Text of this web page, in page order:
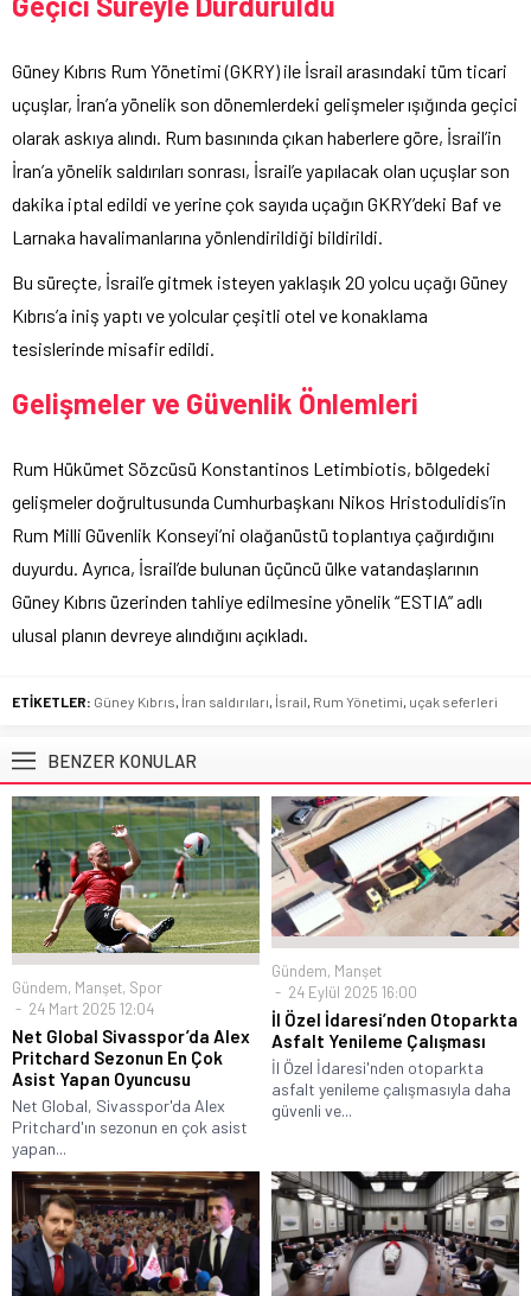
Güney Kıbrıs Rum Yönetimi (GKRY) ile İsrail arasındaki tüm ticari
uçuşlar, İran’a yönelik son dönemlerdeki gelişmeler ışığında geçici
olarak askıya alındı. Rum basınında çıkan haberlere göre, İsrail’in
İran’a yönelik saldırıları sonrası, İsrail’e yapılacak olan uçuşlar son
dakika iptal edildi ve yerine çok sayıda uçağın GKRY’deki Baf ve
Larnaka havalimanlarına yönlendirildiği bildirildi.
Bu süreçte, İsrail’e gitmek isteyen yaklaşık 20 yolcu uçağı Güney
Kıbrıs’a iniş yaptı ve yolcular çeşitli otel ve konaklama
tesislerinde misafir edildi.
Gelişmeler ve Güvenlik Önlemleri
Rum Hükümet Sözcüsü Konstantinos Letimbiotis, bölgedeki
gelişmeler doğrultusunda Cumhurbaşkanı Nikos Hristodulidis’in
Rum Milli Güvenlik Konseyi’ni olağanüstü toplantıya çağırdığını
duyurdu. Ayrıca, İsrail’de bulunan üçüncü ülke vatandaşlarının
Güney Kıbrıs üzerinden tahliye edilmesine yönelik “ESTIA” adlı
ulusal planın devreye alındığını açıkladı.
ETİKETLER: Güney Kıbrıs, İran saldırıları, İsrail, Rum Yönetimi, uçak seferleri
BENZER KONULAR
Gündem, Manşet, Spor
24 Mart 2025 12:04
Net Global Sivasspor’da Alex
Pritchard Sezonun En Çok
Asist Yapan Oyuncusu
Net Global, Sivasspor'da Alex
Pritchard'ın sezonun en çok asist
yapan...
Gündem, Manşet
24 Eylül 2025 16:00
İl Özel İdaresi’nden Otoparkta
Asfalt Yenileme Çalışması
İl Özel İdaresi'nden otoparkta
asfalt yenileme çalışmasıyla daha
güvenli ve...